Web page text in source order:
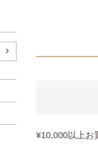
¥10,000以上お